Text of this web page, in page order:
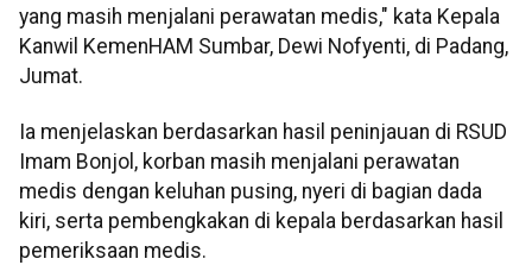
yang masih menjalani perawatan medis," kata Kepala
Kanwil KemenHAM Sumbar, Dewi Nofyenti, di Padang,
Jumat.
Ia menjelaskan berdasarkan hasil peninjauan di RSUD
Imam Bonjol, korban masih menjalani perawatan
medis dengan keluhan pusing, nyeri di bagian dada
kiri, serta pembengkakan di kepala berdasarkan hasil
pemeriksaan medis.